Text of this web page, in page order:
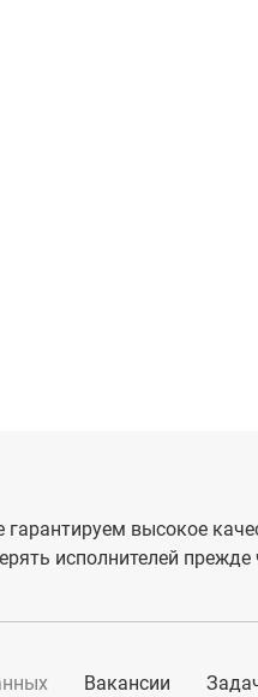
высокое
исполнителей
Вакансии